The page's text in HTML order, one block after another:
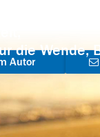
die Wende,
Autor